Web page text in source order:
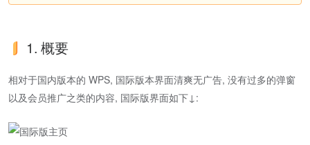
1. 概要
相对于国内版本的 WPS, 国际版本界面清爽无广告, 没有过多的弹窗
以及会员推广之类的内容, 国际版界面如下↓: